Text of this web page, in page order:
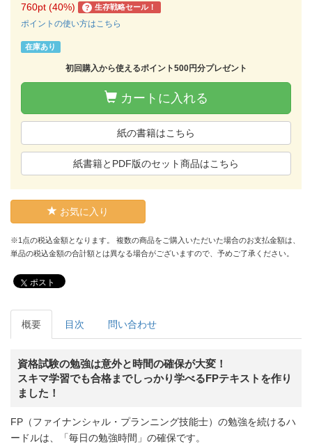
760pt (40%) ? 生存戦略セール！
ポイントの使い方はこちら
在庫あり
初回購入から使えるポイント500円分プレゼント
カートに入れる
紙の書籍はこちら
紙書籍とPDF版のセット商品はこちら
お気に入り
※1点の税込金額となります。 複数の商品をご購入いただいた場合のお支払金額は、
単品の税込金額の合計額とは異なる場合がございますので、予めご了承ください。
ポスト
概要 目次 問い合わせ
資格試験の勉強は意外と時間の確保が大変！
スキマ学習でも合格までしっかり学べるFPテキストを作り
ました！
FP（ファイナンシャル・プランニング技能士）の勉強を続けるハ
ードルは、「毎日の勉強時間」の確保です。